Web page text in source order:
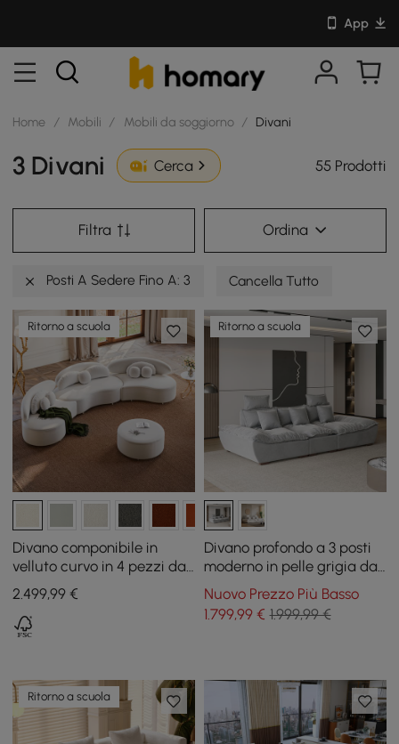
App
Home / Mobili / Mobili da soggiorno / Divani
3 Divani Cerca 55 Prodotti
Filtra Ordina
Posti A Sedere Fino A: 3 Cancella Tutto
Ritorno a scuola
Divano componibile in
velluto curvo in 4 pezzi da
146" con pouf e cuscini
2.499,99 €
Ritorno a scuola
Divano profondo a 3 posti
moderno in pelle grigia da
109,4 pollici con schienale
regolabile Sailboat
Nuovo Prezzo Più Basso
1.799,99€ 1.999,99 €
Ritorno a scuola